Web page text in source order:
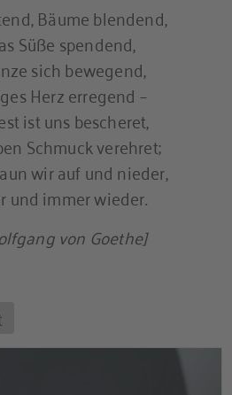
Bäume blendend,
Süße spendend,
sich bewegend,
Herz erregend –
ist uns bescheret,
Schmuck verehret;
wir auf und nieder,
und immer wieder.
von Goethe]